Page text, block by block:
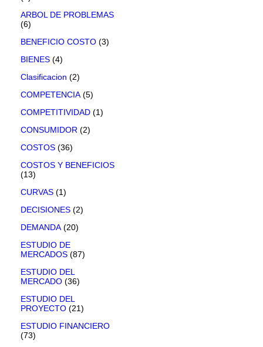
ARBOL DE PROBLEMAS
(6)
BENEFICIO COSTO (3)
BIENES (4)
Clasificacion (2)
COMPETENCIA (5)
COMPETITIVIDAD (1)
CONSUMIDOR (2)
COSTOS (36)
COSTOS Y BENEFICIOS
(13)
CURVAS (1)
DECISIONES (2)
DEMANDA (20)
ESTUDIO DE
MERCADOS (87)
ESTUDIO DEL
MERCADO (36)
ESTUDIO DEL
PROYECTO (21)
ESTUDIO FINANCIERO
(73)